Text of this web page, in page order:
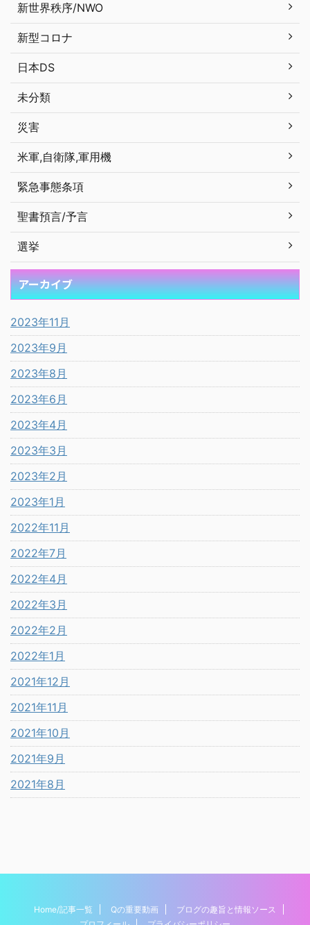
新世界秩序/NWO
新型コロナ
日本DS
未分類
災害
米軍,自衛隊,軍用機
緊急事態条項
聖書預言/予言
選挙
アーカイブ
2023年11月
2023年9月
2023年8月
2023年6月
2023年4月
2023年3月
2023年2月
2023年1月
2022年11月
2022年7月
2022年4月
2022年3月
2022年2月
2022年1月
2021年12月
2021年11月
2021年10月
2021年9月
2021年8月
Home/記事一覧 Qの重要動画
ブログの趣旨と情報ソース